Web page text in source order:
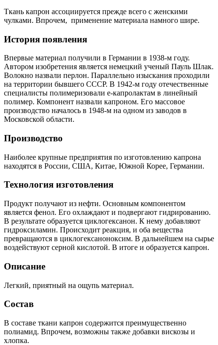
Ткань капрон ассоциируется прежде всего с женскими
чулками. Впрочем, применение материала намного шире.
История появления
Впервые материал получили в Германии в 1938-м году.
Автором изобретения является немецкий ученый Пауль Шлак.
Волокно назвали перлон. Параллельно изыскания проходили
на территории бывшего СССР. В 1942-м году отечественные
специалисты полимеризовали е-капролактам в линейный
полимер. Компонент назвали капроном. Его массовое
производство началось в 1948-м на одном из заводов в
Московской области.
Производство
Наиболее крупные предприятия по изготовлению капрона
находятся в России, США, Китае, Южной Корее, Германии.
Технология изготовления
Продукт получают из нефти. Основным компонентом
является фенол. Его охлаждают и подвергают гидрированию.
В результате образуется циклогексанон. К нему добавляют
гидроксиламин. Происходит реакция, и оба вещества
превращаются в циклогексаноноксим. В дальнейшем на сырье
воздействуют серной кислотой. В итоге и образуется капрон.
Описание
Легкий, приятный на ощупь материал.
Состав
В составе ткани капрон содержится преимущественно
полиамид. Впрочем, возможны также добавки вискозы и
хлопка.